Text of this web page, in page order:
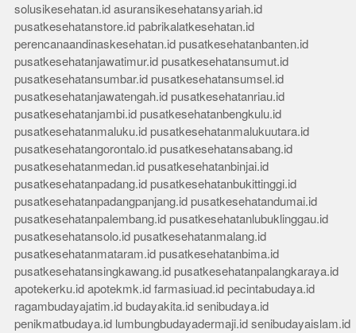
solusikesehatan.id asuransikesehatansyariah.id
pusatkesehatanstore.id pabrikalatkesehatan.id
perencanaandinaskesehatan.id pusatkesehatanbanten.id
pusatkesehatanjawatimur.id pusatkesehatansumut.id
pusatkesehatansumbar.id pusatkesehatansumsel.id
pusatkesehatanjawatengah.id pusatkesehatanriau.id
pusatkesehatanjambi.id pusatkesehatanbengkulu.id
pusatkesehatanmaluku.id pusatkesehatanmalukuutara.id
pusatkesehatangorontalo.id pusatkesehatansabang.id
pusatkesehatanmedan.id pusatkesehatanbinjai.id
pusatkesehatanpadang.id pusatkesehatanbukittinggi.id
pusatkesehatanpadangpanjang.id pusatkesehatandumai.id
pusatkesehatanpalembang.id pusatkesehatanlubuklinggau.id
pusatkesehatansolo.id pusatkesehatanmalang.id
pusatkesehatanmataram.id pusatkesehatanbima.id
pusatkesehatansingkawang.id pusatkesehatanpalangkaraya.id
apotekerku.id apotekmk.id farmasiuad.id pecintabudaya.id
ragambudayajatim.id budayakita.id senibudaya.id
penikmatbudaya.id lumbungbudayadermaji.id senibudayaislam.id